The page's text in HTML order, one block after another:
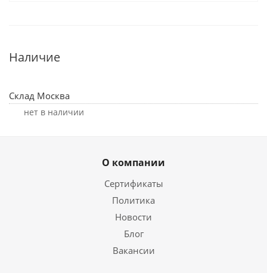
Наличие
Склад Москва
Нет в наличии
О компании
Сертификаты
Политика
Новости
Блог
Вакансии